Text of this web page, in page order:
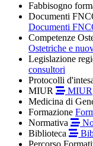
Fabbisogno
Documenti
Documenti
Competenze
Ostetriche e
Legislazione
consultori
Protocolli
MIUR
MIUR
Medicina di
Formazione
Normativa
Biblioteca
Percorso